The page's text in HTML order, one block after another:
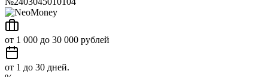
от 1 000 до 30 000 рублей
от 1 до 30 дней.